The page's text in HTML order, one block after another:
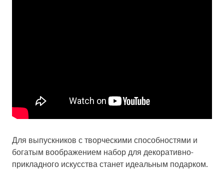
Для выпускников с творческими способностями и
богатым воображением набор для декоративно-
прикладного искусства станет идеальным подарком.